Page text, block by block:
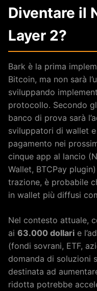
Diventare il
Layer 2?
Bark è la prima
Bitcoin, ma non sarà
sviluppando
protocollo. Secondo
banco di prova sarà
sviluppatori di wallet
pagamento nei
cinque app al lancio
Wallet, BTCPay
trazione, è probabile
in wallet più diffusi
Nel contesto attuale,
ai 63.000 dollari e
(fondi sovrani, ETF,
domanda di soluzioni
destinata ad
ridotta potrebbe